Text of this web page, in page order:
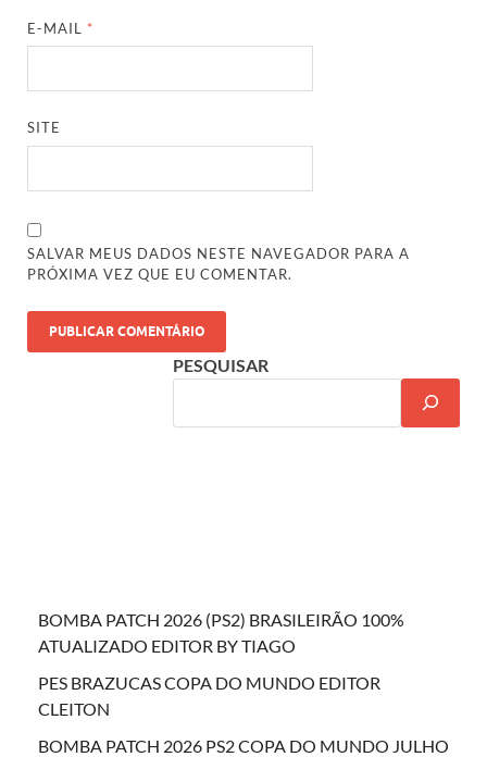
E-MAIL *
SITE
SALVAR MEUS DADOS NESTE NAVEGADOR PARA A
PRÓXIMA VEZ QUE EU COMENTAR.
PESQUISAR
BOMBA PATCH 2026 (PS2) BRASILEIRÃO 100%
ATUALIZADO EDITOR BY TIAGO
PES BRAZUCAS COPA DO MUNDO EDITOR
CLEITON
BOMBA PATCH 2026 PS2 COPA DO MUNDO JULHO